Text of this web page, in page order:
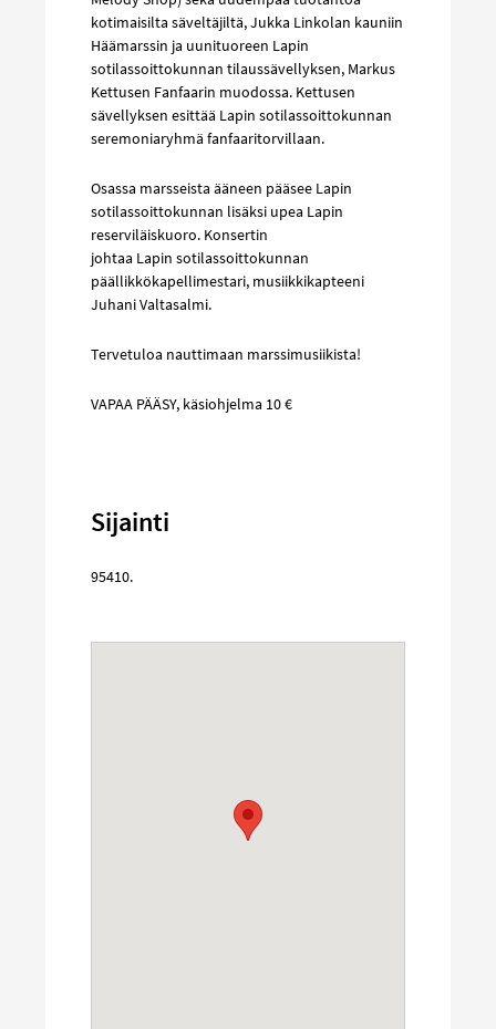
kotimaisilta säveltäjiltä, Jukka Linkolan kauniin
Häämarssin ja uunituoreen Lapin
sotilassoittokunnan tilaussävellyksen, Markus
Kettusen Fanfaarin muodossa. Kettusen
sävellyksen esittää Lapin sotilassoittokunnan
seremoniaryhmä fanfaaritorvillaan.
Osassa marsseista ääneen pääsee Lapin
sotilassoittokunnan lisäksi upea Lapin
reserviläiskuoro. Konsertin
johtaa Lapin sotilassoittokunnan
päällikkökapellimestari, musiikkikapteeni
Juhani Valtasalmi.
Tervetuloa nauttimaan marssimusiikista!
VAPAA PÄÄSY, käsiohjelma 10 €
Sijainti
95410.